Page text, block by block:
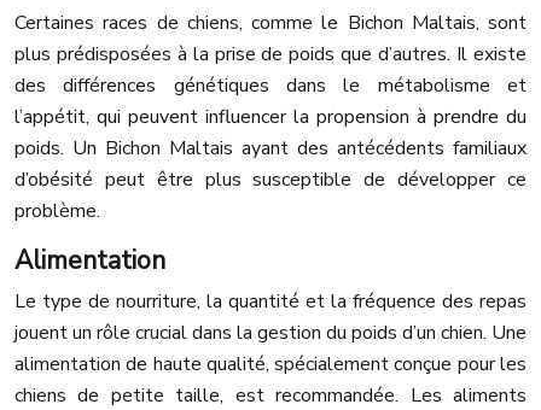
Certaines races de chiens, comme le Bichon Maltais, sont
plus prédisposées à la prise de poids que d’autres. Il existe
des différences génétiques dans le métabolisme et
l’appétit, qui peuvent influencer la propension à prendre du
poids. Un Bichon Maltais ayant des antécédents familiaux
d’obésité peut être plus susceptible de développer ce
problème.
Alimentation
Le type de nourriture, la quantité et la fréquence des repas
jouent un rôle crucial dans la gestion du poids d’un chien. Une
alimentation de haute qualité, spécialement conçue pour les
chiens de petite taille, est recommandée. Les aliments